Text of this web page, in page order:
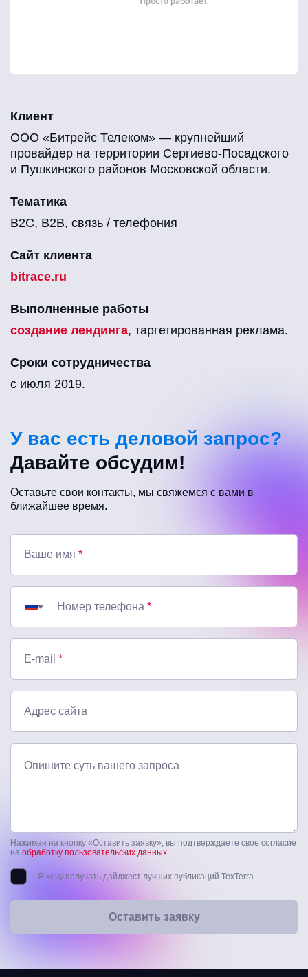
Клиент
ООО «Битрейс Телеком» — крупнейший
провайдер на территории Сергиево-Посадского
и Пушкинского районов Московской области.
Тематика
B2C, B2B, связь / телефония
Сайт клиента
bitrace.ru
Выполненные работы
создание лендинга, таргетированная реклама.
Сроки сотрудничества
с июля 2019.
У вас есть деловой запрос?
Давайте обсудим!
Оставьте свои контакты, мы свяжемся с вами в
ближайшее время.
Ваше имя *
Номер телефона *
E-mail *
Адрес сайта
Опишите суть вашего запроса
Нажимая на кнопку «Оставить заявку», вы подтверждаете свое согласие
на обработку пользовательских данных
Я хочу получать дайджест лучших публикаций TexTerra
Оставить заявку